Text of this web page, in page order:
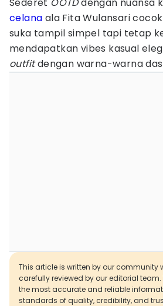
celana ala Fita Wulansari
suka tampil simpel tapi tetap
mendapatkan vibes kasual
outfitdengan warna-warna
This article is written by our community
carefully reviewed by our editorial team.
the most accurate and reliable
standards of quality, credibility, and